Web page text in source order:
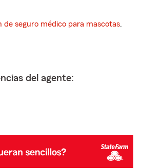
de seguro médico para mascotas.
del agente: